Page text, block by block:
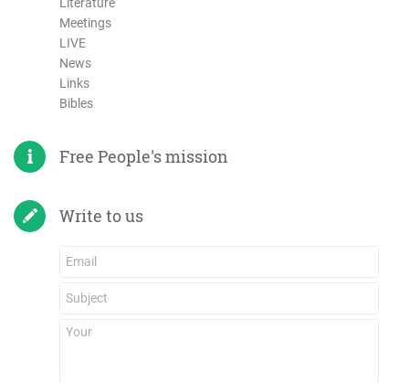
Meetings
LIVE
News
Links
Bibles
Free People's mission
Write to us